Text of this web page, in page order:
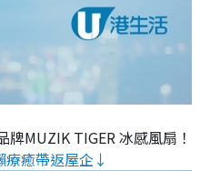
牌MUZIK TIGER 冰感風扇！
療癒帶返屋企↓